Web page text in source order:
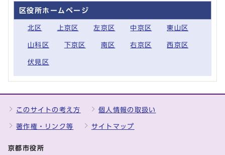
区役所ホームページ
北区 上京区 左京区 中京区 東山区
山科区 下京区 南区 右京区 西京区
伏見区
このサイトの考え方 個人情報の取扱い
著作権・リンク等 サイトマップ
京都市役所